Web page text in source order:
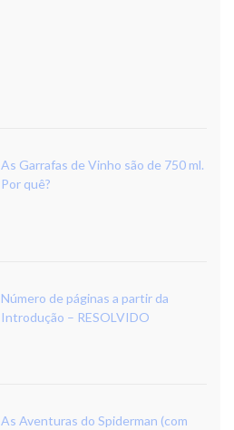
As Garrafas de Vinho são de 750 ml.
Por quê?
Número de páginas a partir da
Introdução – RESOLVIDO
As Aventuras do Spiderman (com